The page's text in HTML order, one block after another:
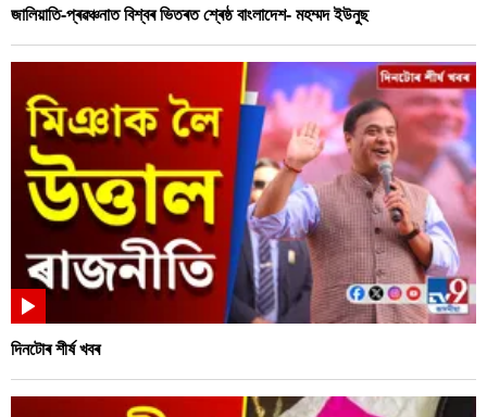
জালিয়াতি-প্ৰৱঞ্চনাত বিশ্বৰ ভিতৰত শ্ৰেষ্ঠ বাংলাদেশ- মহম্মদ ইউনুছ
দিনটোৰ শীৰ্ষ খবৰ